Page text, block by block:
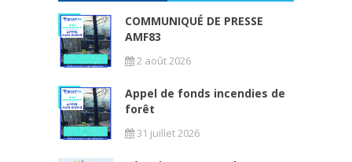
COMMUNIQUÉ DE PRESSE
AMF83
2 août 2026
Appel de fonds incendies de
forêt
31 juillet 2026